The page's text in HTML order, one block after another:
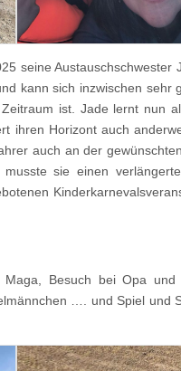
seine Austauschschwester
kann sich inzwischen sehr
ist. Jade lernt nun
ihren Horizont auch
auch an der
sie einen
Besuch bei Opa und
…. und Spiel und